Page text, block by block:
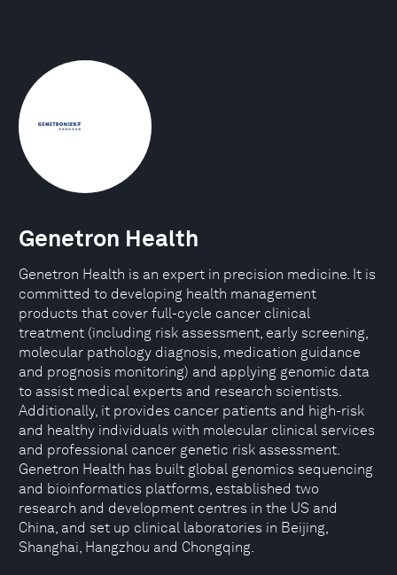
Genetron Health
Genetron Health is an expert in precision medicine. It is
committed to developing health management
products that cover full-cycle cancer clinical
treatment (including risk assessment, early screening,
molecular pathology diagnosis, medication guidance
and prognosis monitoring) and applying genomic data
to assist medical experts and research scientists.
Additionally, it provides cancer patients and high-risk
and healthy individuals with molecular clinical services
and professional cancer genetic risk assessment.
Genetron Health has built global genomics sequencing
and bioinformatics platforms, established two
research and development centres in the US and
China, and set up clinical laboratories in Beijing,
Shanghai, Hangzhou and Chongqing.